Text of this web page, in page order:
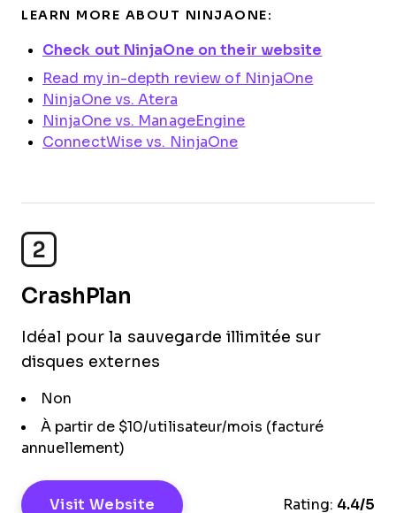
LEARN MORE ABOUT NINJAONE:
Check out NinjaOne on their website
Read my in-depth review of NinjaOne
NinjaOne vs. Atera
NinjaOne vs. ManageEngine
ConnectWise vs. NinjaOne
2
CrashPlan
Idéal pour la sauvegarde illimitée sur
disques externes
Non
À partir de $10/utilisateur/mois (facturé
annuellement)
Visit Website Rating: 4.4/5